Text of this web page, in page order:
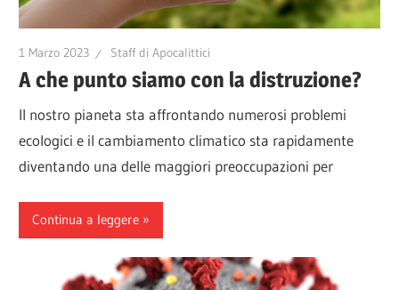
1 Marzo 2023 Staff di Apocalittici
A che punto siamo con la distruzione?
Il nostro pianeta sta affrontando numerosi problemi
ecologici e il cambiamento climatico sta rapidamente
diventando una delle maggiori preoccupazioni per
Continua a leggere